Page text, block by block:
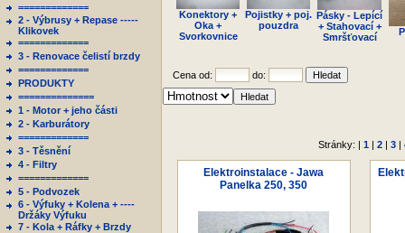
=============
2 - Výbrusy + Repase -----
Klikovek
=============
3 - Renovace čelistí brzdy
=============
PRODUKTY
==============
1 - Motor + jeho části
2 - Karburátory
=============
3 - Těsnění
4 - Filtry
=============
5 - Podvozek
6 - Výfuky + Kolena + ----
Držáky Výfuku
7 - Kola + Ráfky + Brzdy
Konektory +
Oka +
Svorkovnice
Pojistky + poj.
pouzdra
Pásky - Lepící
+ Stahovací +
Smršťovací
Cena od: do:
Stránky: | 1 | 2 | 3 |
Elektroinstalace - Jawa
Panelka 250, 350